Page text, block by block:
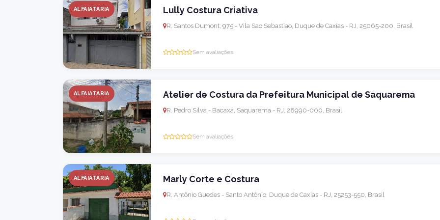
ALFAIATARIA Lully Costura Criativa
R. Santos Dumont, 975 - Vila Sao Sebastiao, Duque de Caxias - RJ, 25065-200, Brasil
Sem avaliações
ALFAIATARIA Atelier de Costura da Prefeitura Municipal de Saquarema
R. Pedro Silva - Bacaxá, Saquarema - RJ, 28990-000, Brasil
Sem avaliações
ALFAIATARIA Marly Corte e Costura
R. Antônio Guedes - Santo Antônio, Duque de Caxias - RJ, 25253-550, Brasil